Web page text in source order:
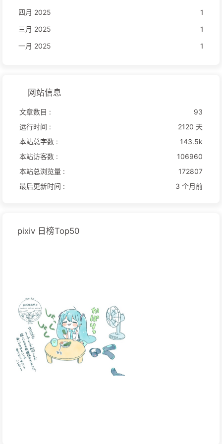
四月 2025
1
三月 2025
1
一月 2025
1
网站信息
文章数目 :
93
运行时间 :
2120 天
本站总字数 :
143.5k
本站访客数 :
106960
本站总浏览量 :
172807
最后更新时间 :
3 个月前
pixiv 日榜Top50